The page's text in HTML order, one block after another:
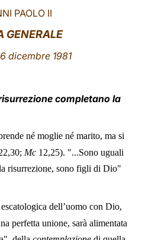
LATINE
PAOLO II
GENERALE
dicembre 1981
completano la
né moglie né marito, ma si
; Mc 12,25). "...Sono uguali
risurrezione, sono figli di Dio"
dell’uomo con Dio,
perfetta unione, sarà alimentata